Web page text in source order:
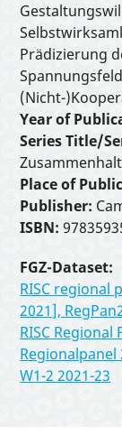
Prädizierung
(Nicht-
Year of
Series Title/
Place of
Publisher:
ISBN:
FGZ-Dataset:
RISC regional
2021],
RISC Regional
Regionalpanel
W1-2 2021-23